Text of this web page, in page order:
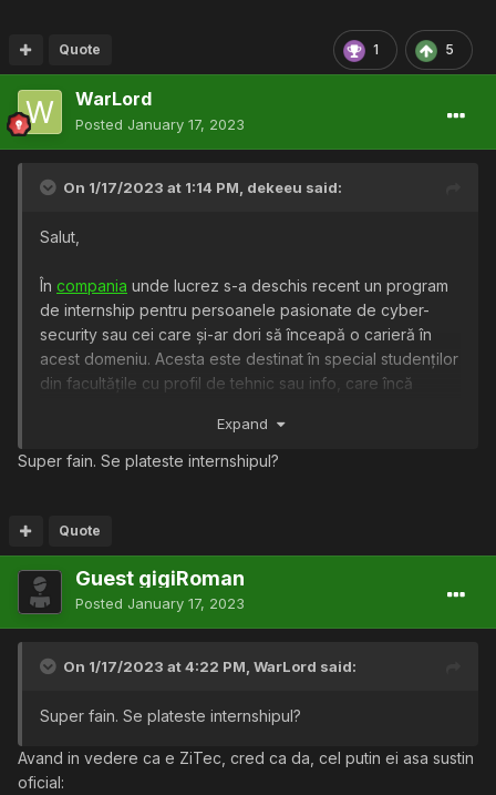
1 5
Quote
WarLord
Posted January 17, 2023
On 1/17/2023 at 1:14 PM, dekeeu said:
Salut,
În compania unde lucrez s-a deschis recent un program
de internship pentru persoanele pasionate de cyber-
security sau cei care și-ar dori să înceapă o carieră în
acest domeniu. Acesta este destinat în special studenților
din facultățile cu profil de tehnic sau info, care încă
către zona de securitate cibernetică.
experiență în zona de cyber-security, că ai posibilitatea
să urmezi acest internship de unde îți dorești
(remote/hybrid/birou) și ai posibilitatea să începi un drum
într-un domeniu dinamic (și căutat) fiind ghidat de oameni
cu experiență. În plus vei putea învăța și practica
testează securitatea sistemelor dar și strategiile de
Mai multe detalii vă las pe voi să descoperiți accesând
pagina cu rolul:
Expand
Super fain. Se plateste internshipul?
Quote
Guest gigiRoman
Posted January 17, 2023
On 1/17/2023 at 4:22 PM, WarLord said:
Super fain. Se plateste internshipul?
Avand in vedere ca e ZiTec, cred ca da, cel putin ei asa sustin
oficial: